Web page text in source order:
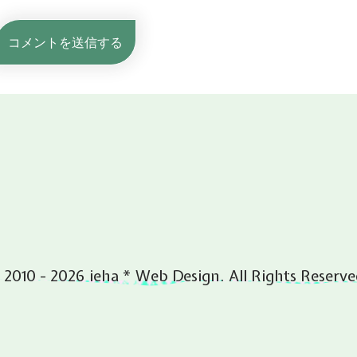
- 2026 ieha * Web Design. All Rights